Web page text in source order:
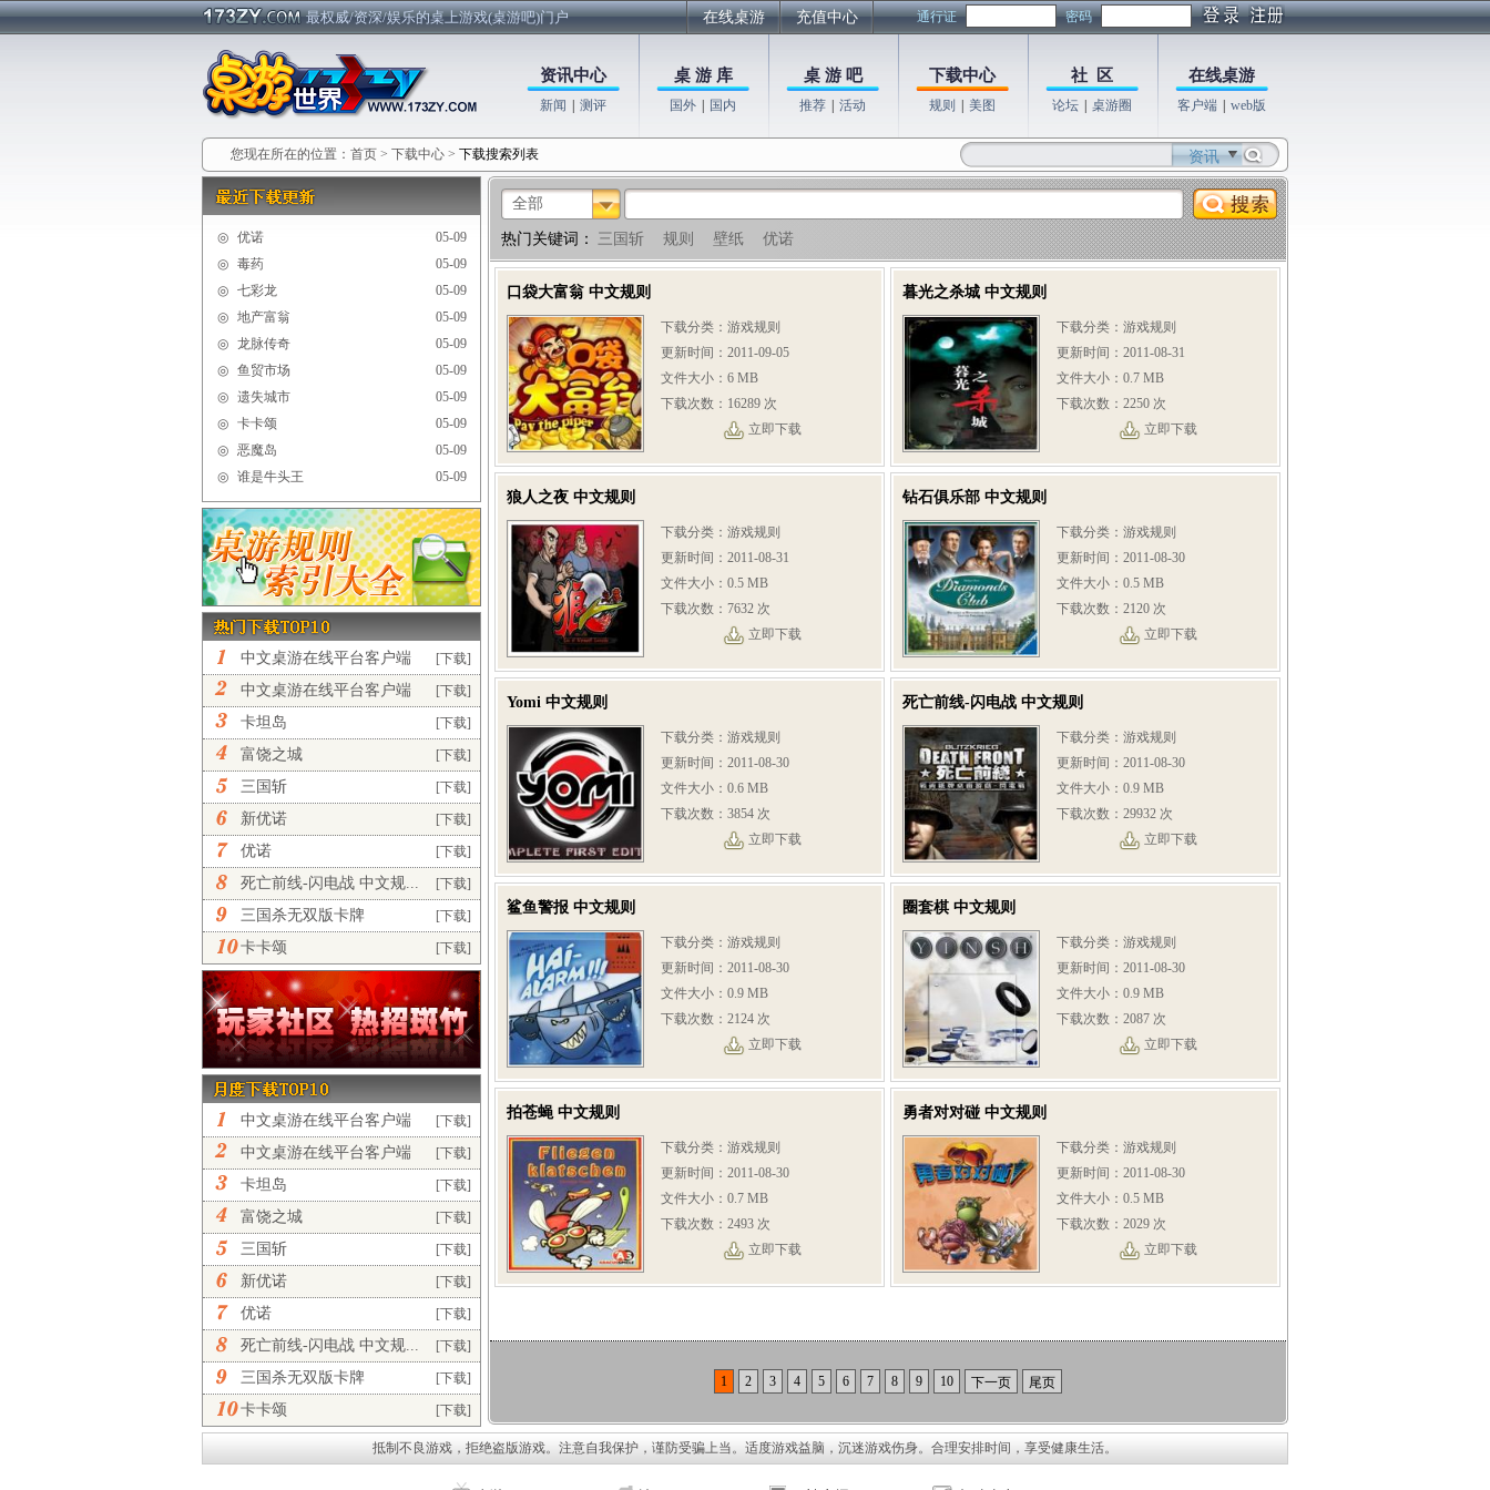
最权威/资深/娱乐的桌上游戏(桌游吧)门户 在线桌游 充值中心 通行证 密码
资讯中心
新闻 测评
桌 游 库
国外 国内
桌 游 吧
推荐 活动
下载中心
规则 美图
社 区
论坛 桌游圈
在线桌游
客户端 web版
您现在所在的位置： 首页 > 下载中心 > 下载搜索列表 资讯
05-09
◎ 优诺
05-09
◎ 毒药
05-09
◎ 七彩龙
05-09
◎ 地产富翁
05-09
◎ 龙脉传奇
05-09
◎ 鱼贸市场
05-09
◎ 遗失城市
05-09
◎ 卡卡颂
05-09
◎ 恶魔岛
05-09
◎ 谁是牛头王
[下载]
中文桌游在线平台客户端
完... [下载]
中文桌游在线平台客户端
正... [下载]
卡坦岛
[下载]
富饶之城
[下载]
三国斩
[下载]
新优诺
[下载]
优诺
[下载]
死亡前线-闪电战 中文规...
[下载]
三国杀无双版卡牌
[下载]
卡卡颂
[下载]
中文桌游在线平台客户端
完... [下载]
中文桌游在线平台客户端
正... [下载]
卡坦岛
[下载]
富饶之城
[下载]
三国斩
[下载]
新优诺
[下载]
优诺
[下载]
死亡前线-闪电战 中文规...
[下载]
三国杀无双版卡牌
[下载]
卡卡颂
全部
热门关键词： 三国斩 规则 壁纸 优诺
口袋大富翁 中文规则
下载分类：游戏规则
更新时间：2011-09-05
文件大小：6 MB
下载次数：16289 次
立即下载
暮光之杀城 中文规则
下载分类：游戏规则
更新时间：2011-08-31
文件大小：0.7 MB
下载次数：2250 次
立即下载
狼人之夜 中文规则
下载分类：游戏规则
更新时间：2011-08-31
文件大小：0.5 MB
下载次数：7632 次
立即下载
钻石俱乐部 中文规则
下载分类：游戏规则
更新时间：2011-08-30
文件大小：0.5 MB
下载次数：2120 次
立即下载
Yomi 中文规则
下载分类：游戏规则
更新时间：2011-08-30
文件大小：0.6 MB
下载次数：3854 次
立即下载
死亡前线-闪电战 中文规则
下载分类：游戏规则
更新时间：2011-08-30
文件大小：0.9 MB
下载次数：29932 次
立即下载
鲨鱼警报 中文规则
下载分类：游戏规则
更新时间：2011-08-30
文件大小：0.9 MB
下载次数：2124 次
立即下载
圈套棋 中文规则
下载分类：游戏规则
更新时间：2011-08-30
文件大小：0.9 MB
下载次数：2087 次
立即下载
拍苍蝇 中文规则
下载分类：游戏规则
更新时间：2011-08-30
文件大小：0.7 MB
下载次数：2493 次
立即下载
勇者对对碰 中文规则
下载分类：游戏规则
更新时间：2011-08-30
文件大小：0.5 MB
下载次数：2029 次
立即下载
1 2 3 4 5 6 7 8 9 10 下一页 尾页
抵制不良游戏，拒绝盗版游戏。注意自我保护，谨防受骗上当。适度游戏益脑，沉迷游戏伤身。合理安排时间，享受健康生活。